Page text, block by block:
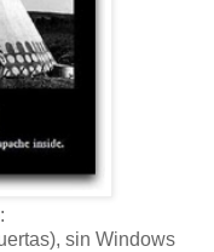
sin Windows